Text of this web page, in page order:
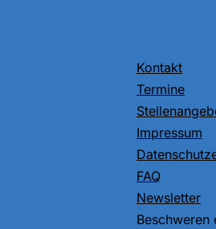
Kontakt
Termine
Impressum
FAQ
Newsletter
Beschweren